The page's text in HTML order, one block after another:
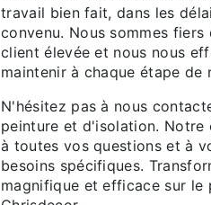
travail bien fait, dans les
convenu. Nous sommes
client élevée et nous nous
maintenir à chaque étape de
N'hésitez pas à nous
peinture et d'isolation. Notre
à toutes vos questions et à
besoins spécifiques.
magnifique et efficace sur le